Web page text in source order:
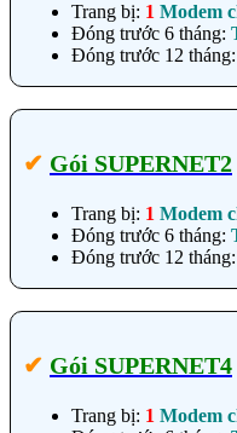
Trang bị: 1 Modem
Đóng trước 6 tháng:
Đóng trước 12 tháng:
✔‎ Gói SUPERNET2
Trang bị: 1 Modem
Đóng trước 6 tháng:
Đóng trước 12 tháng:
✔‎ Gói SUPERNET4
Trang bị: 1 Modem